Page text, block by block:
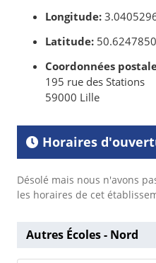
Longitude:
Latitude:
Coordonnées
195 rue des Stations
59000 Lille
Horaires
Désolé mais nous n'avons
les horaires de cet
Autres Écoles - Nord